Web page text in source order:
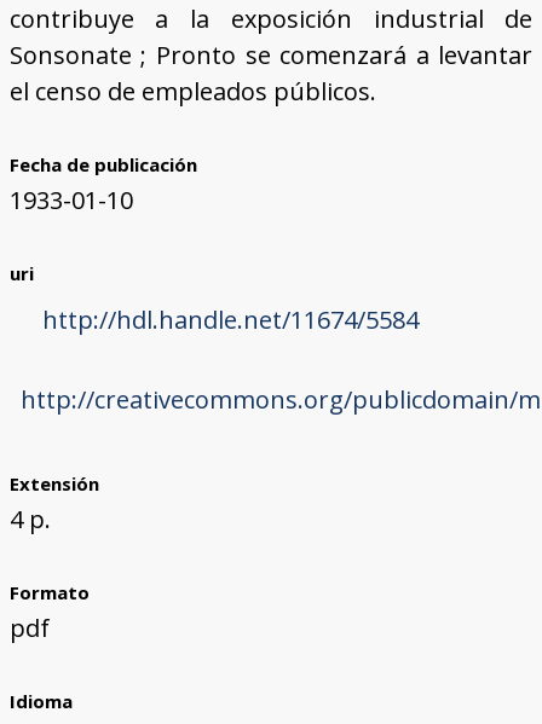
contribuye a la exposición industrial de
Sonsonate ; Pronto se comenzará a levantar
el censo de empleados públicos.
Fecha de publicación
1933-01-10
uri
http://hdl.handle.net/11674/5584
http://creativecommons.org/publicdomain/
Extensión
4 p.
Formato
pdf
Idioma